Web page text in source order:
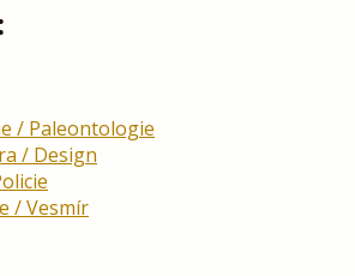
/ Paleontologie
/ Design
/ Vesmír